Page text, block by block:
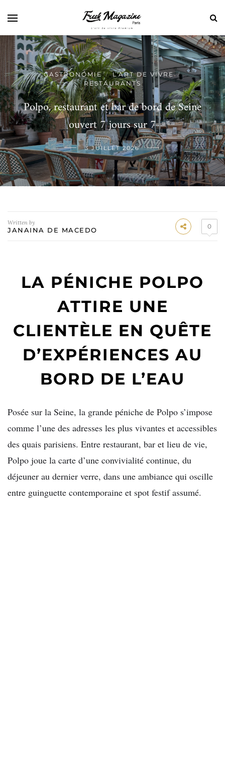
GASTRONOMIE / L'ART DE VIVRE /
RESTAURANTS
Polpo, restaurant et bar de bord de Seine
ouvert 7 jours sur 7
3 JUILLET 2026
Written by
JANAINA DE MACEDO 0
LA PÉNICHE POLPO
ATTIRE UNE
CLIENTÈLE EN QUÊTE
D’EXPÉRIENCES AU
BORD DE L’EAU
Posée sur la Seine, la grande péniche de Polpo s’impose
comme l’une des adresses les plus vivantes et accessibles
des quais parisiens. Entre restaurant, bar et lieu de vie,
Polpo joue la carte d’une convivialité continue, du
déjeuner au dernier verre, dans une ambiance qui oscille
entre guinguette contemporaine et spot festif assumé.